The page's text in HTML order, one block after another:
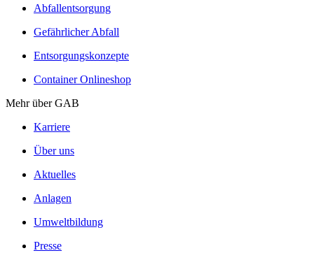
Abfallentsorgung
Gefährlicher Abfall
Entsorgungskonzepte
Container Onlineshop
Mehr über GAB
Karriere
Über uns
Aktuelles
Anlagen
Umweltbildung
Presse